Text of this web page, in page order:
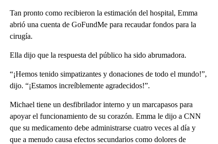
Tan pronto como recibieron la estimación del hospital, Emma
abrió una cuenta de GoFundMe para recaudar fondos para la
cirugía.
Ella dijo que la respuesta del público ha sido abrumadora.
“¡Hemos tenido simpatizantes y donaciones de todo el mundo!”,
dijo. “¡Estamos increíblemente agradecidos!”.
Michael tiene un desfibrilador interno y un marcapasos para
apoyar el funcionamiento de su corazón. Emma le dijo a CNN
que su medicamento debe administrarse cuatro veces al día y
que a menudo causa efectos secundarios como dolores de